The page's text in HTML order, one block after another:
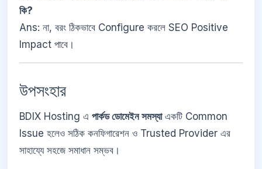
কি?
Ans: না, বরং ঠিকভাবে Configure করলে SEO Positive
Impact পাবে।
উপসংহার
BDIX Hosting এ পার্কড ডোমেইন সমস্যাএকটি Common
Issue হলেও সঠিক কনফিগারেশন ও Trusted Provider এর
সাহায্যে সহজে সমাধান সম্ভব।